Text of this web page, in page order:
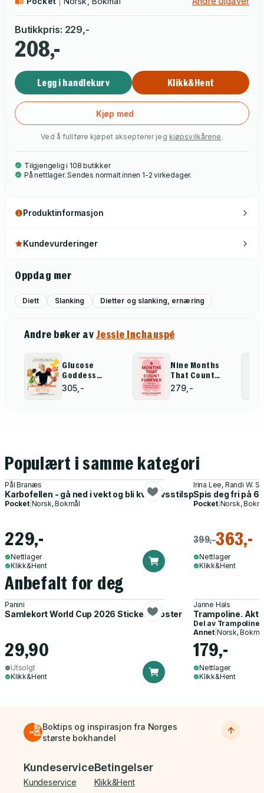
Butikkpris: 229,-
208,-
Legg i handlekurv Klikk&Hent
Kjøp med
Ved å fullføre kjøpet aksepterer jeg kjøpsvilkårene .
Tilgjengelig i 108 butikker
På nettlager. Sendes normalt innen 1-2 virkedager.
Produktinformasjon
Kundevurderinger
Oppdag mer
Diett Slanking Dietter og slanking, ernæring
Andre bøker avJessie Inchauspé
Glucose
Goddess
Method
305,-
Nine Months
That Count
Forever
279,-
Populært i samme kategori
Pål Branæs
Karbofellen - gå ned i vekt og bli kvitt livsstilsplager på under
Pocket| Norsk, Bokmål
229,-
Nettlager
Klikk&Hent
Irina Lee, Randi W.
Spis deg fri på
Pocket| Norsk,
399,-363,-
Nettlager
Klikk&Hent
Anbefalt for deg
Panini
Samlekort World Cup 2026 Sticker Booster
29,90
Utsolgt
Klikk&Hent
Janne Hals
Trampoline.
Del av Trampoline
Annet| Norsk,
179,-
Nettlager
Klikk&Hent
Boktips og inspirasjon fra Norges
største bokhandel
Bunnmeny
Kundeservice
Kundeservice
Betingelser
Klikk&Hent